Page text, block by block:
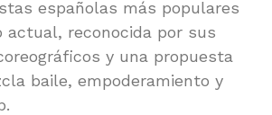
españolas más populares
actual, reconocida por sus
y una propuesta
baile, empoderamiento y